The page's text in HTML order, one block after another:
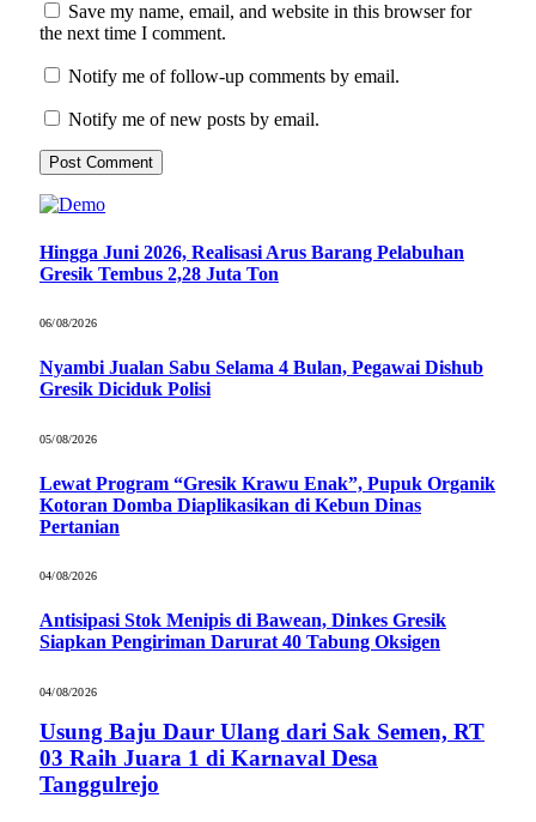
Save my name, email, and website in this browser for
the next time I comment.
Notify me of follow-up comments by email.
Notify me of new posts by email.
Hingga Juni 2026, Realisasi Arus Barang Pelabuhan
Gresik Tembus 2,28 Juta Ton
06/08/2026
Nyambi Jualan Sabu Selama 4 Bulan, Pegawai Dishub
Gresik Diciduk Polisi
05/08/2026
Lewat Program “Gresik Krawu Enak”, Pupuk Organik
Kotoran Domba Diaplikasikan di Kebun Dinas
Pertanian
04/08/2026
Antisipasi Stok Menipis di Bawean, Dinkes Gresik
Siapkan Pengiriman Darurat 40 Tabung Oksigen
04/08/2026
Usung Baju Daur Ulang dari Sak Semen, RT
03 Raih Juara 1 di Karnaval Desa
Tanggulrejo